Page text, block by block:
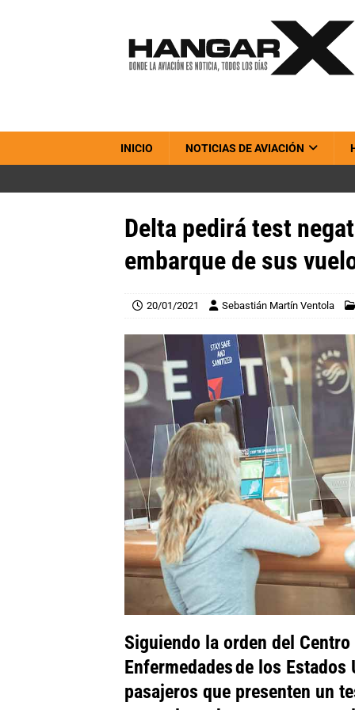
INICIO NOTICIAS DE AVIACIÓN
Delta pedirá test
embarque de sus
20/01/2021 Sebastián Martín Ventola
Siguiendo la orden del
Enfermedades de los
pasajeros que presenten un